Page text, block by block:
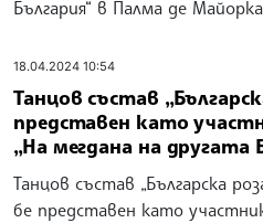
България“ в Палма де
18.04.2024 10:54
Танцов състав
представен като
„На мегдана на другата
Танцов състав „Българска
бе представен като